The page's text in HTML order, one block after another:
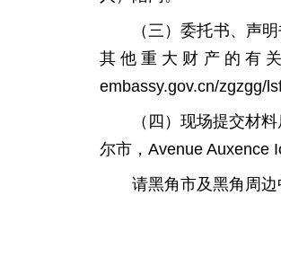
（三）委托书、声
其他重大财产的有
embassy.gov.cn/zgzgg/
（四）现场提交材
尔市，Avenue Auxence
请黑角市及黑角周